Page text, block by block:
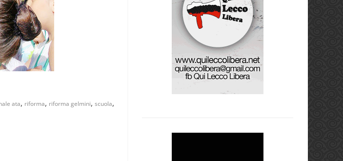
ata, riforma, riforma gelmini, scuola,